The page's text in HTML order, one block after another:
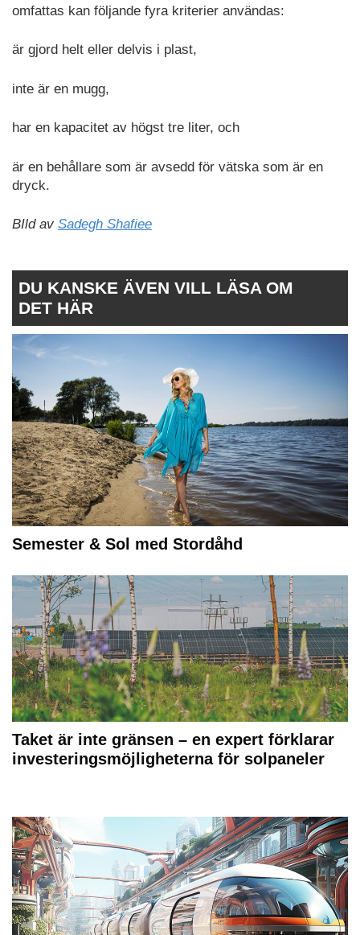
omfattas kan följande fyra kriterier användas:
är gjord helt eller delvis i plast,
inte är en mugg,
har en kapacitet av högst tre liter, och
är en behållare som är avsedd för vätska som är en
dryck.
BIld av Sadegh Shafiee
DU KANSKE ÄVEN VILL LÄSA OM
DET HÄR
Semester & Sol med Stordåhd
Taket är inte gränsen – en expert förklarar
investeringsmöjligheterna för solpaneler